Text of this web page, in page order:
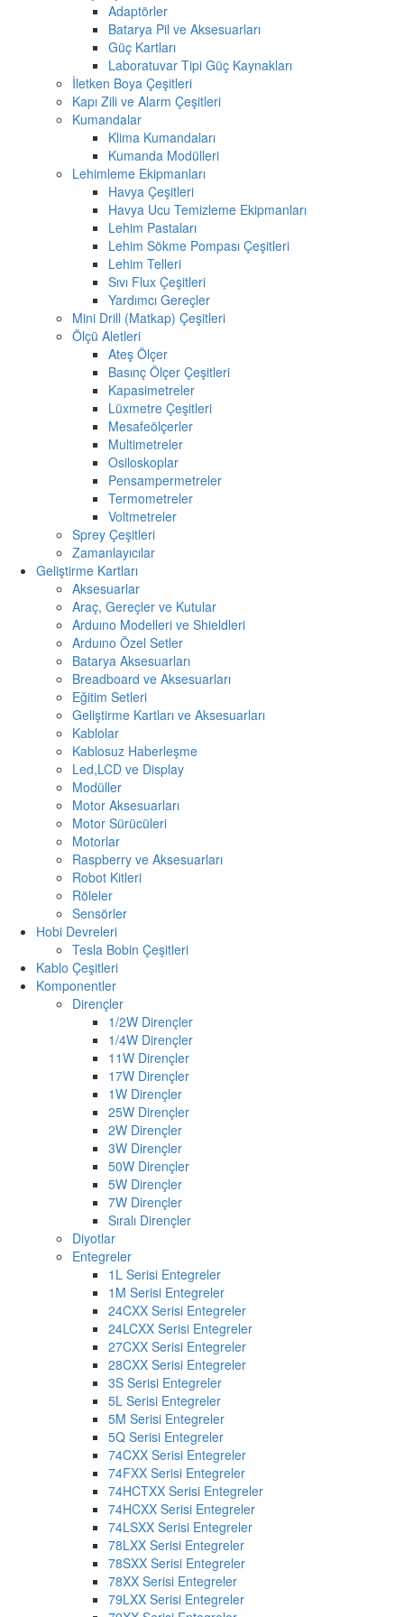
Adaptörler
Batarya Pil ve Aksesuarları
Güç Kartları
Laboratuvar Tipi Güç Kaynakları
İletken Boya Çeşitleri
Kapı Zili ve Alarm Çeşitleri
Kumandalar
Klima Kumandaları
Kumanda Modülleri
Lehimleme Ekipmanları
Havya Çeşitleri
Havya Ucu Temizleme Ekipmanları
Lehim Pastaları
Lehim Sökme Pompası Çeşitleri
Lehim Telleri
Sıvı Flux Çeşitleri
Yardımcı Gereçler
Mini Drill (Matkap) Çeşitleri
Ölçü Aletleri
Ateş Ölçer
Basınç Ölçer Çeşitleri
Kapasimetreler
Lüxmetre Çeşitleri
Mesafeölçerler
Multimetreler
Osiloskoplar
Pensampermetreler
Termometreler
Voltmetreler
Sprey Çeşitleri
Zamanlayıcılar
Geliştirme Kartları
Aksesuarlar
Araç, Gereçler ve Kutular
Arduıno Modelleri ve Shieldleri
Arduıno Özel Setler
Batarya Aksesuarları
Breadboard ve Aksesuarları
Eğitim Setleri
Geliştirme Kartları ve Aksesuarları
Kablolar
Kablosuz Haberleşme
Led,LCD ve Display
Modüller
Motor Aksesuarları
Motor Sürücüleri
Motorlar
Raspberry ve Aksesuarları
Robot Kitleri
Röleler
Sensörler
Hobi Devreleri
Tesla Bobin Çeşitleri
Kablo Çeşitleri
Komponentler
Dirençler
1/2W Dirençler
1/4W Dirençler
11W Dirençler
17W Dirençler
1W Dirençler
25W Dirençler
2W Dirençler
3W Dirençler
50W Dirençler
5W Dirençler
7W Dirençler
Sıralı Dirençler
Diyotlar
Entegreler
1L Serisi Entegreler
1M Serisi Entegreler
24CXX Serisi Entegreler
24LCXX Serisi Entegreler
27CXX Serisi Entegreler
28CXX Serisi Entegreler
3S Serisi Entegreler
5L Serisi Entegreler
5M Serisi Entegreler
5Q Serisi Entegreler
74CXX Serisi Entegreler
74FXX Serisi Entegreler
74HCTXX Serisi Entegreler
74HCXX Serisi Entegreler
74LSXX Serisi Entegreler
78LXX Serisi Entegreler
78SXX Serisi Entegreler
78XX Serisi Entegreler
79LXX Serisi Entegreler